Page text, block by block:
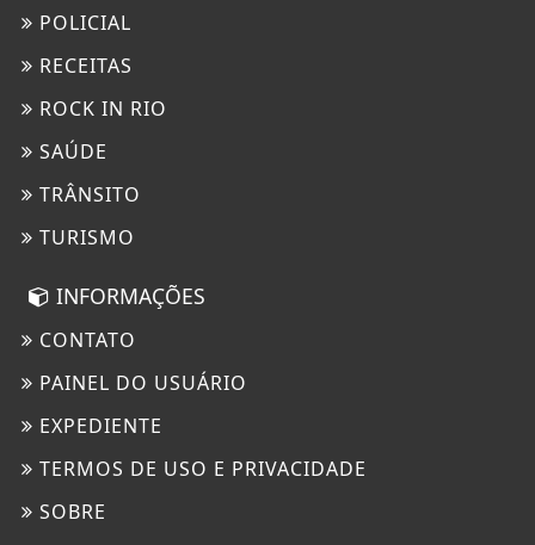
POLICIAL
RECEITAS
ROCK IN RIO
SAÚDE
TRÂNSITO
TURISMO
INFORMAÇÕES
CONTATO
PAINEL DO USUÁRIO
EXPEDIENTE
TERMOS DE USO E PRIVACIDADE
SOBRE